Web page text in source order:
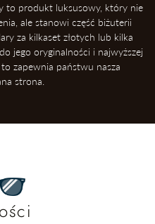
to produkt luksusowy, który nie
ale stanowi część biżuterii
za kilkaset złotych lub kilka
jego oryginalności i najwyższej
zapewnia państwu nasza
strona.